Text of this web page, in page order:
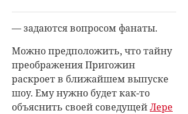
— задаются вопросом фанаты.
Можно предположить, что тайну
преображения Пригожин
раскроет в ближайшем выпуске
шоу. Ему нужно будет как-то
объяснить своей соведущейЛере